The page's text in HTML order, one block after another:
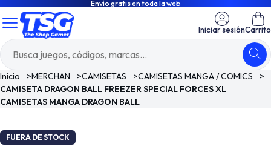
Envío gratis en toda la web
Iniciar sesiónCarrito
Inicio >MERCHAN >CAMISETAS >CAMISETAS MANGA / COMICS
>
CAMISETA DRAGON BALL FREEZER SPECIAL FORCES XL
CAMISETAS MANGA DRAGON BALL
FUERA DE STOCK